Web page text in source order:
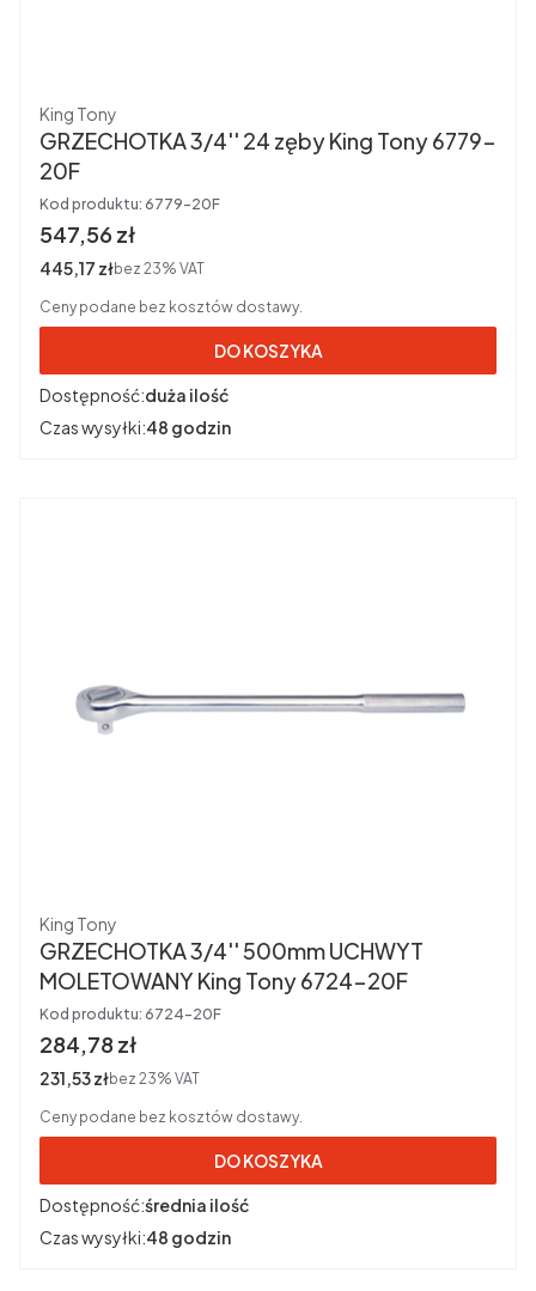
Producent
King Tony
GRZECHOTKA 3/4'' 24 zęby King Tony 6779-
20F
Kod produktu: 6779-20F
Cena brutto
547,56 zł
Cena netto
445,17 złbez 23% VAT
Ceny podane bez kosztów dostawy.
DO KOSZYKA
Dostępność:duża ilość
Czas wysyłki:48 godzin
Producent
King Tony
GRZECHOTKA 3/4'' 500mm UCHWYT
MOLETOWANY King Tony 6724-20F
Kod produktu: 6724-20F
Cena brutto
284,78 zł
Cena netto
231,53 złbez 23% VAT
Ceny podane bez kosztów dostawy.
DO KOSZYKA
Dostępność:średnia ilość
Czas wysyłki:48 godzin